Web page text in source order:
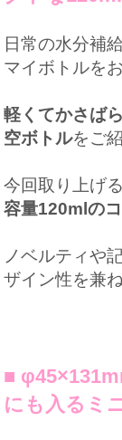
日常の水分補
マイボトルを
軽くてかさば
空ボトルをご
今回取り上げる
容量120mlの
ノベルティや
ザイン性を兼
■
にも入るミ